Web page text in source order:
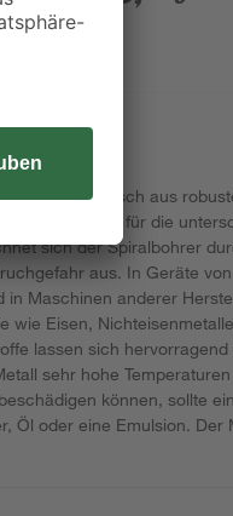
von Bosch aus
geeignet für die
sich der Spiralbohrer
aus. In Geräte
in Maschinen anderer
wie Eisen,
lassen sich
sehr hohe
können, sollte
Öl oder eine Emulsion. Der